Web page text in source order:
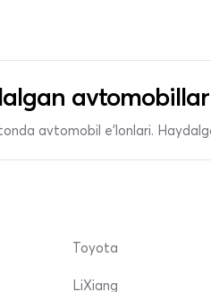
avtomobillar
avtomobil e’lonlari.
Toyota
LiXiang